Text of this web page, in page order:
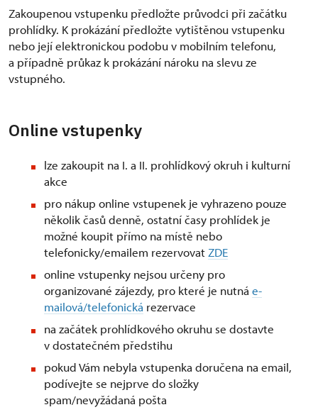
Zakoupenou vstupenku předložte průvodci při začátku
prohlídky. K prokázání předložte vytištěnou vstupenku
nebo její elektronickou podobu v mobilním telefonu,
a případně průkaz k prokázání nároku na slevu ze
vstupného.
Online vstupenky
lze zakoupit na I. a II. prohlídkový okruh i kulturní
akce
pro nákup online vstupenek je vyhrazeno pouze
několik časů denně, ostatní časy prohlídek je
možné koupit přímo na místě nebo
telefonicky/emailem rezervovat ZDE
online vstupenky nejsou určeny pro
organizované zájezdy, pro které je nutná e-
mailová/telefonická rezervace
na začátek prohlídkového okruhu se dostavte
v dostatečném předstihu
pokud Vám nebyla vstupenka doručena na email,
podívejte se nejprve do složky
spam/nevyžádaná pošta